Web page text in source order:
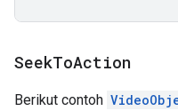
SeekToAction
Berikut contoh